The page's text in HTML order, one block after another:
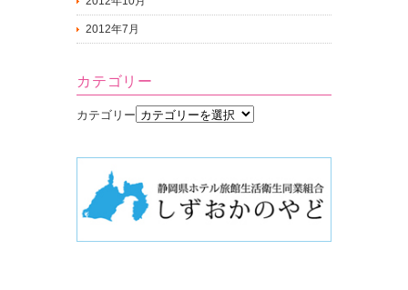
2012年7月
カテゴリー
カテゴリー